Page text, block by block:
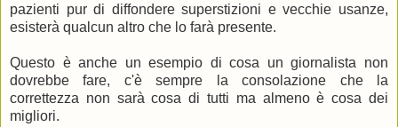
pazienti pur di diffondere superstizioni e vecchie usanze,
esisterà qualcun altro che lo farà presente.
Questo è anche un esempio di cosa un giornalista non
dovrebbe fare, c'è sempre la consolazione che la
correttezza non sarà cosa di tutti ma almeno è cosa dei
migliori.